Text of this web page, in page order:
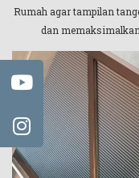
Rumah agar tampilan
dan